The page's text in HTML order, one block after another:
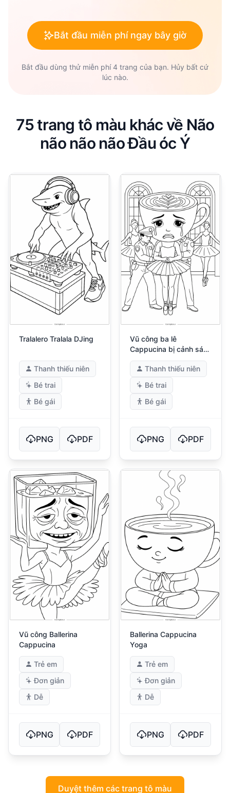
Bắt đầu miễn phí ngay bây giờ
Bắt đầu dùng thử miễn phí 4 trang của bạn. Hủy bất cứ
lúc nào.
75 trang tô màu khác về Não
não não não Đầu óc Ý
Tralalero Tralala DJing
Thanh thiếu niên
Bé trai
Bé gái
PNG PDF
Vũ công ba lê
Cappucina bị cảnh sát
bắt
Thanh thiếu niên
Bé trai
Bé gái
PNG PDF
Vũ công Ballerina
Cappucina
Trẻ em
Đơn giản
Dễ
PNG PDF
Ballerina Cappucina
Yoga
Trẻ em
Đơn giản
Dễ
PNG PDF
Duyệt thêm các trang tô màu